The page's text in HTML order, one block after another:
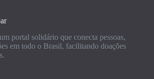
portal solidário que conecta pessoas,
em todo o Brasil, facilitando doações